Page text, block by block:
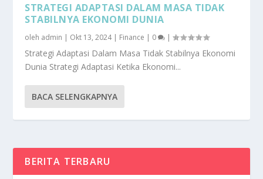
STRATEGI ADAPTASI DALAM MASA TIDAK
STABILNYA EKONOMI DUNIA
oleh admin | Okt 13, 2024| Finance | 0 |
Strategi Adaptasi Dalam Masa Tidak Stabilnya Ekonomi
Dunia Strategi Adaptasi Ketika Ekonomi...
BACA SELENGKAPNYA
BERITA TERBARU